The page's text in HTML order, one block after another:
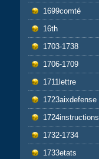
1699comté
16th
1703-1738
1706-1709
1711lettre
1723aixdefense
1724instructions
1732-1734
1733etats